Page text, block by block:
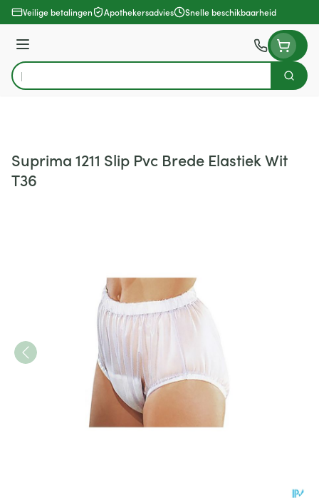
Ga naar de inhoud
Veilige betalingen Apothekersadvies Snelle beschikbaarheid
Menu
Product, merk, categorie...
Zoek
Suprima 1211 Slip Pvc Brede Elastiek Wit
T36